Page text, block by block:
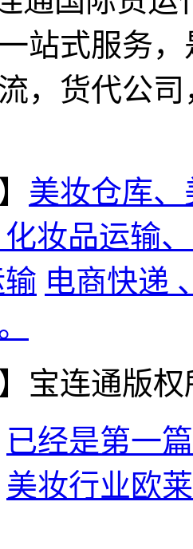
站式服务
，货代公
美妆仓库
妆品运输
电商快递
宝连通版
已经是第一
美妆行业欧